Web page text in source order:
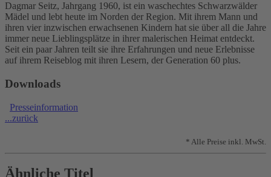
Dagmar Seitz, Jahrgang 1960, ist ein waschechtes Schwarzwälder
Mädel und lebt heute im Norden der Region. Mit ihrem Mann und
ihren vier inzwischen erwachsenen Kindern hat sie über all die Jahre
immer neue Lieblingsplätze in ihrer malerischen Heimat entdeckt.
Seit ein paar Jahren teilt sie ihre Erfahrungen und neue Erlebnisse
auf ihrem Reiseblog mit ihren Lesern, der Generation 60 plus.
Downloads
Presseinformation
...zurück
* Alle Preise inkl. MwSt.
Ähnliche Titel